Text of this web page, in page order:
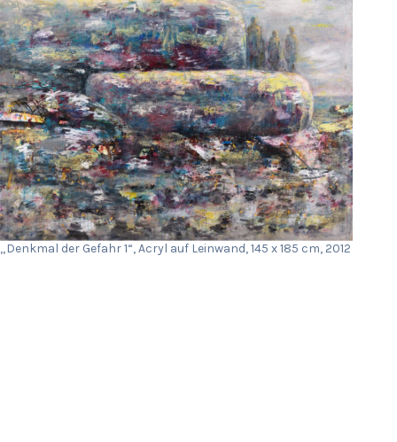
„Denkmal der Gefahr 1“, Acryl auf Leinwand, 145 x 185 cm, 2012